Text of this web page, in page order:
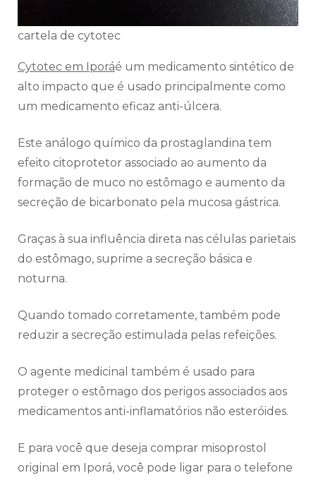
cartela de cytotec
Cytotec em Iporáé um medicamento sintético de
alto impacto que é usado principalmente como
um medicamento eficaz anti-úlcera.
Este análogo químico da prostaglandina tem
efeito citoprotetor associado ao aumento da
formação de muco no estômago e aumento da
secreção de bicarbonato pela mucosa gástrica.
Graças à sua influência direta nas células parietais
do estômago, suprime a secreção básica e
noturna.
Quando tomado corretamente, também pode
reduzir a secreção estimulada pelas refeições.
O agente medicinal também é usado para
proteger o estômago dos perigos associados aos
medicamentos anti-inflamatórios não esteróides.
E para você que deseja comprar misoprostol
original em Iporá, você pode ligar para o telefone